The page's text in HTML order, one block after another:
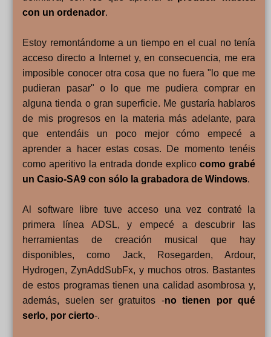
con un ordenador.
Estoy remontándome a un tiempo en el cual no tenía
acceso directo a Internet y, en consecuencia, me era
imposible conocer otra cosa que no fuera "lo que me
pudieran pasar" o lo que me pudiera comprar en
alguna tienda o gran superficie. Me gustaría hablaros
de mis progresos en la materia más adelante, para
que entendáis un poco mejor cómo empecé a
aprender a hacer estas cosas. De momento tenéis
como aperitivo la entrada donde explicocomo grabé
un Casio-SA9 con sólo la grabadora de Windows.
Al software libre tuve acceso una vez contraté la
primera línea ADSL, y empecé a descubrir las
herramientas de creación musical que hay
disponibles, como Jack, Rosegarden, Ardour,
Hydrogen, ZynAddSubFx, y muchos otros. Bastantes
de estos programas tienen una calidad asombrosa y,
además, suelen ser gratuitos -no tienen por qué
serlo, por cierto-.